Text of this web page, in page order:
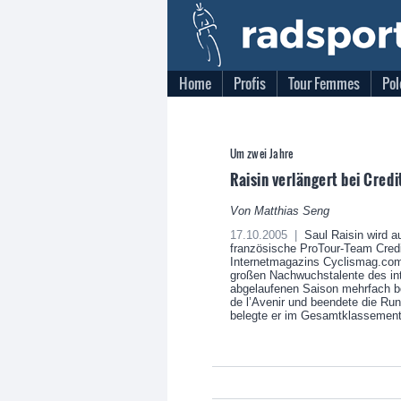
Home Profis Tour Femmes
Um zwei Jahre
Raisin verlängert bei
Von Matthias Seng
17.10.2005 |
Saul Raisin wird
französische ProTour-Team
Internetmagazins
großen Nachwuchstalente des
abgelaufenen Saison mehrfach
de l’Avenir und beendete die
belegte er im